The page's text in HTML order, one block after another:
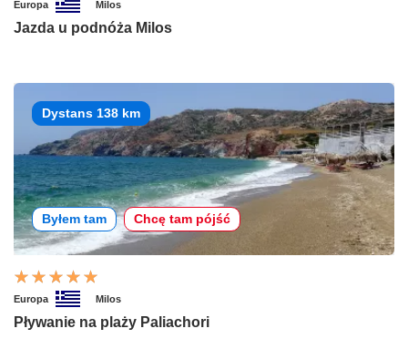
Europa Milos
Jazda u podnóża Milos
Dystans 138 km
Byłem tam Chcę tam pójść
Europa Milos
Pływanie na plaży Paliachori